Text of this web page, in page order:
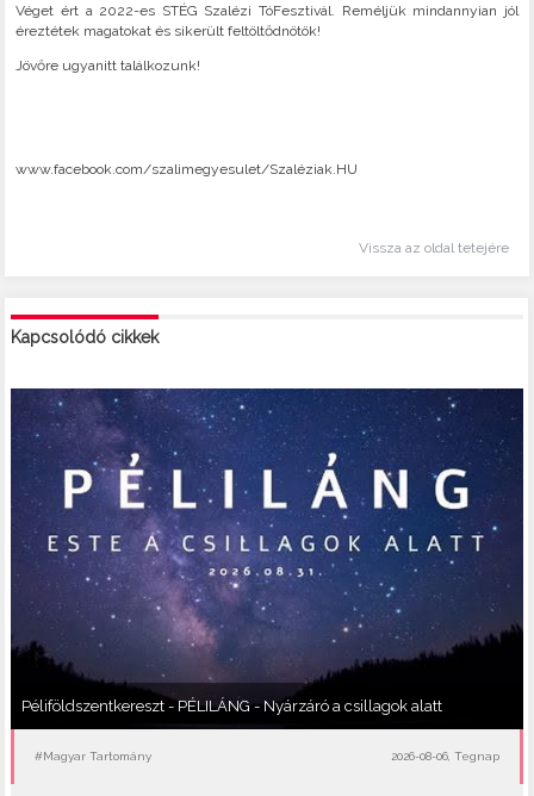
Véget ért a 2022-es STÉG Szalézi TóFesztivál. Reméljük mindannyian jól
éreztétek magatokat és sikerült feltöltődnötök!
Jövőre ugyanitt találkozunk!
www.facebook.com/szalimegyesulet/Szaléziak.HU
Vissza az oldal tetejére
Kapcsolódó cikkek
Péliföldszentkereszt - PÉLILÁNG - Nyárzáró a csillagok alatt
#Magyar Tartomány 2026-08-06, Tegnap